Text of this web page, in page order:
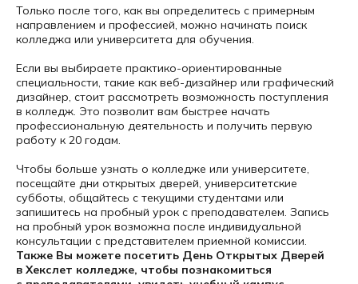
Только после того, как вы определитесь с примерным
направлением и профессией, можно начинать поиск
колледжа или университета для обучения.
Если вы выбираете практико-ориентированные
специальности, такие как веб-дизайнер или графический
дизайнер, стоит рассмотреть возможность поступления
в колледж. Это позволит вам быстрее начать
профессиональную деятельность и получить первую
работу к 20 годам.
Чтобы больше узнать о колледже или университете,
посещайте дни открытых дверей, университетские
субботы, общайтесь с текущими студентами или
запишитесь на пробный урок с преподавателем. Запись
на пробный урок возможна после индивидуальной
консультации с представителем приемной комиссии.
Также Вы можете посетить День Открытых Дверей
в Хекслет колледже, чтобы познакомиться